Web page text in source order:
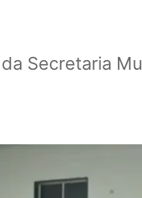
Secretaria